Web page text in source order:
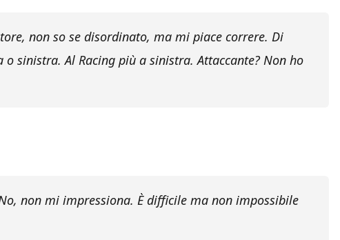
non so se disordinato, ma mi piace correre. Di
sinistra. Al Racing più a sinistra. Attaccante? Non ho
non mi impressiona. È difficile ma non impossibile